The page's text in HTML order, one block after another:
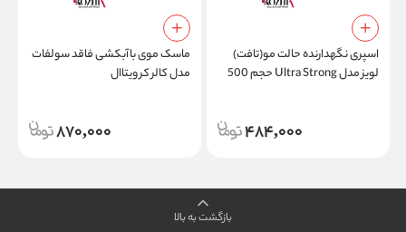
اسپری نگهدارنده حالت مو(تافت)
لویز مدل Ultra Strong حجم 500
484,000
ماسک موی باآبکشی فاقد سولفات
مدل کالر کر ویتاال
870,000
بازگشت به بالا